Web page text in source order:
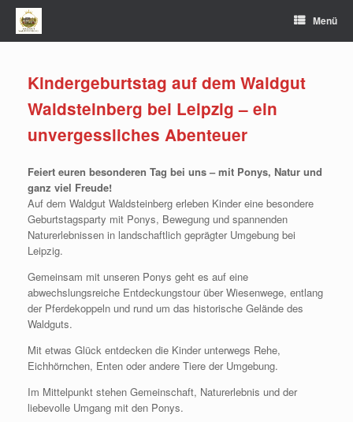
Zum
Inhalt
springen
Menü
Kindergeburtstag auf dem Waldgut
Waldsteinberg bei Leipzig – ein
unvergessliches Abenteuer
Feiert euren besonderen Tag bei uns – mit Ponys, Natur und
ganz viel Freude!
Auf dem Waldgut Waldsteinberg erleben Kinder eine besondere
Geburtstagsparty mit Ponys, Bewegung und spannenden
Naturerlebnissen in landschaftlich geprägter Umgebung bei
Leipzig.
Gemeinsam mit unseren Ponys geht es auf eine
abwechslungsreiche Entdeckungstour über Wiesenwege, entlang
der Pferdekoppeln und rund um das historische Gelände des
Waldguts.
Mit etwas Glück entdecken die Kinder unterwegs Rehe,
Eichhörnchen, Enten oder andere Tiere der Umgebung.
Im Mittelpunkt stehen Gemeinschaft, Naturerlebnis und der
liebevolle Umgang mit den Ponys.